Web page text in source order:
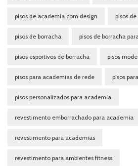
pisos de academia com design pisos
pisos de borracha pisos de borracha
pisos esportivos de borracha pisos
pisos para academias de rede pisos
pisos personalizados para academia
revestimento emborrachado para academia
revestimento para academias
revestimento para ambientes fitness